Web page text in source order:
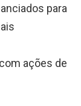
para
ações de